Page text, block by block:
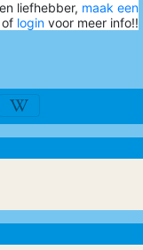
liefhebber, maak een
of login voor meer info!!